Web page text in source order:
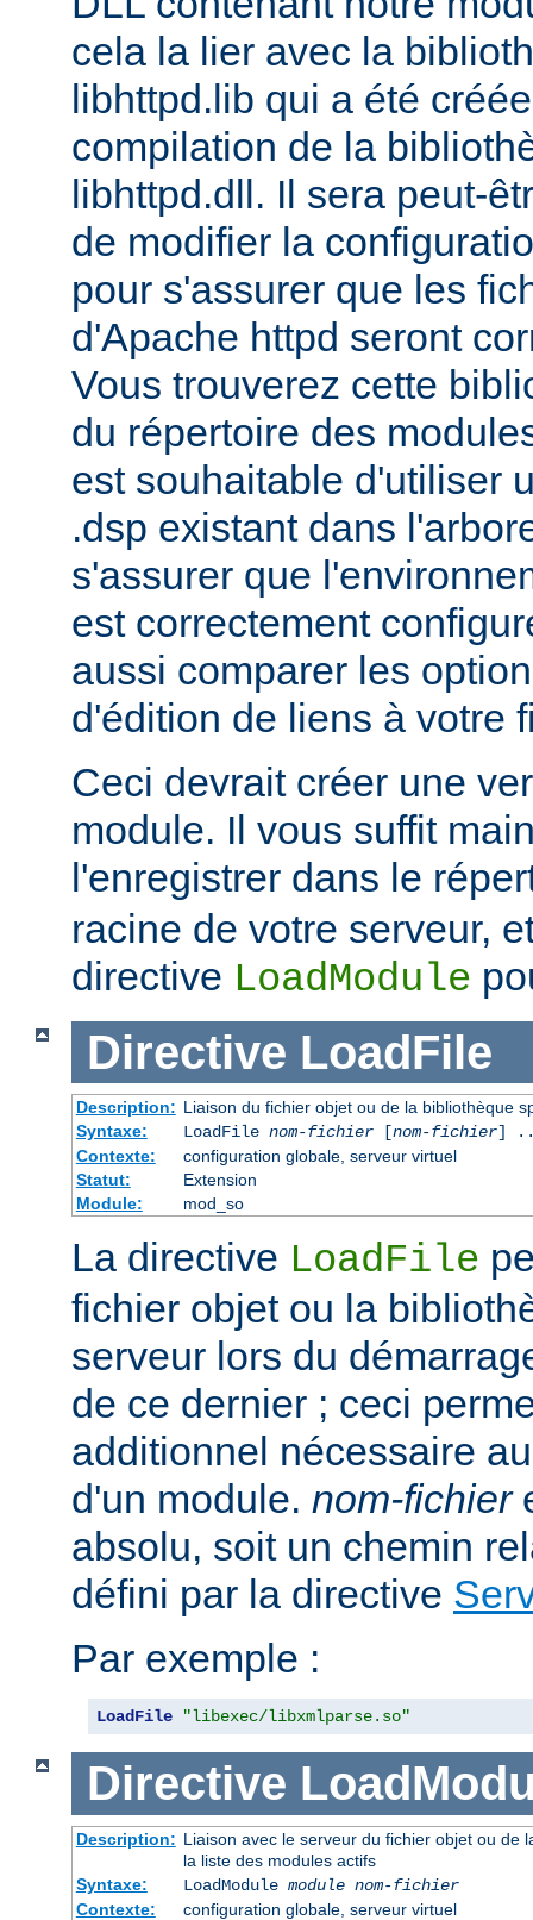
cela la lier avec la
libhttpd.lib qui a été
compilation de la
libhttpd.dll. Il sera peut-
de modifier la
pour s'assurer que les
d'Apache httpd seront
Vous trouverez cette
du répertoire des
est souhaitable d'utiliser
.dsp existant dans
s'assurer que
est correctement
aussi comparer les
d'édition de liens à votre
Ceci devrait créer une
module. Il vous suffit
l'enregistrer dans le
racine de votre serveur,
directive LoadModule
Directive LoadFile
Description: Liaison du fichier objet ou de la bibliothèque
Syntaxe:
LoadFile nom-fichier[nom-fichier]
Contexte:
configuration globale, serveur virtuel
Statut:
Extension
Module:
mod_so
La directive LoadFile
fichier objet ou la
serveur lors du
de ce dernier ; ceci
additionnel nécessaire
d'un module. nom-fichier
absolu, soit un chemin
défini par la directive
Par exemple :
LoadFile "libexec/libxmlparse.so"
Directive
Description: Liaison avec le serveur du fichier objet ou de
la liste des modules actifs
Syntaxe:
LoadModule module nom-fichier
Contexte:
configuration globale, serveur virtuel